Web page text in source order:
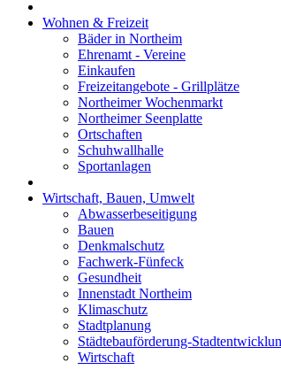
Wohnen & Freizeit
Bäder in Northeim
Ehrenamt - Vereine
Einkaufen
Freizeitangebote - Grillplätze
Northeimer Wochenmarkt
Northeimer Seenplatte
Ortschaften
Schuhwallhalle
Sportanlagen
Wirtschaft, Bauen, Umwelt
Abwasserbeseitigung
Bauen
Denkmalschutz
Fachwerk-Fünfeck
Gesundheit
Innenstadt Northeim
Klimaschutz
Stadtplanung
Städtebauförderung-
Wirtschaft